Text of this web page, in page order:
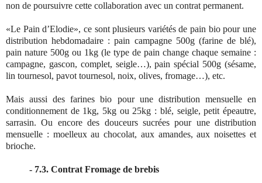
non de poursuivre cette collaboration avec un contrat permanent.
«Le Pain d’Elodie», ce sont plusieurs variétés de pain bio pour une
distribution hebdomadaire : pain campagne 500g (farine de blé),
pain nature 500g ou 1kg (le type de pain change chaque semaine :
campagne, gascon, complet, seigle…), pain spécial 500g (sésame,
lin tournesol, pavot tournesol, noix, olives, fromage…), etc.
Mais aussi des farines bio pour une distribution mensuelle en
conditionnement de 1kg, 5kg ou 25kg : blé, seigle, petit épeautre,
sarrasin. Ou encore des douceurs sucrées pour une distribution
mensuelle : moelleux au chocolat, aux amandes, aux noisettes et
brioche.
- 7.3. Contrat Fromage de brebis